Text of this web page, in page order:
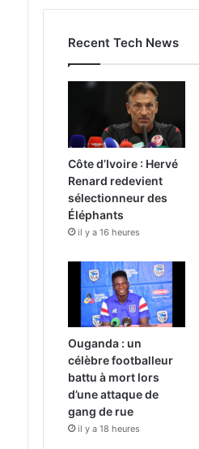
Recent Tech News
Côte d’Ivoire : Hervé
Renard redevient
sélectionneur des
Éléphants
il y a 16 heures
Ouganda : un
célèbre footballeur
battu à mort lors
d’une attaque de
gang de rue
il y a 18 heures